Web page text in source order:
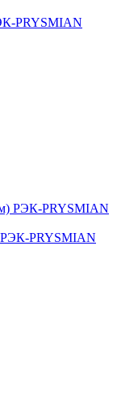
PRYSMIAN
PRYSMIAN